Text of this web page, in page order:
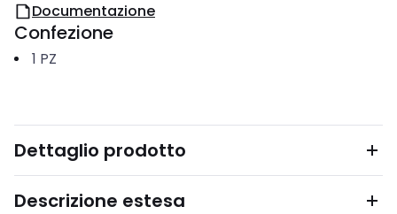
Documentazione
Confezione
1 PZ
Dettaglio prodotto
Descrizione estesa